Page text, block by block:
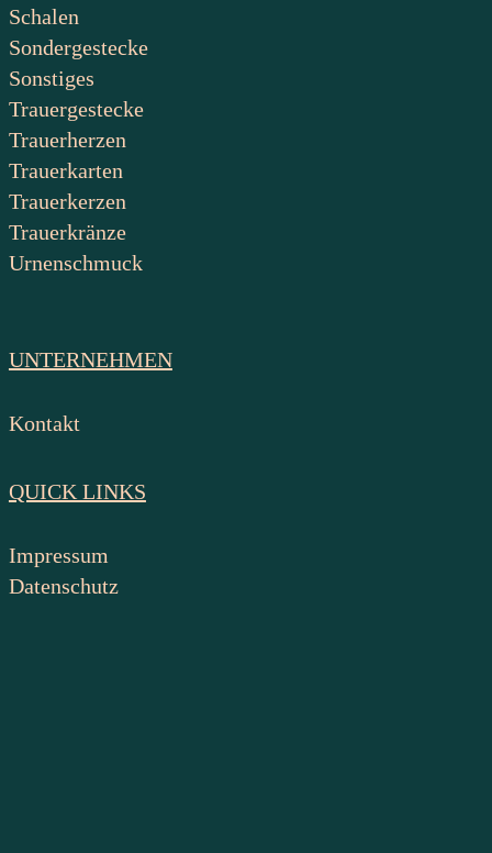
Schalen
Sondergestecke
Sonstiges
Trauergestecke
Trauerherzen
Trauerkarten
Trauerkerzen
Trauerkränze
Urnenschmuck
UNTERNEHMEN
Kontakt
QUICK LINKS
Impressum
Datenschutz